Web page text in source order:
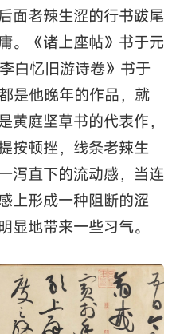
面老辣生涩的行书跋尾
。《诸上座帖》书于元
白忆旧游诗卷》书于
是他晚年的作品，就
黄庭坚草书的代表作，
按顿挫，线条老辣生
泻直下的流动感，当连
上形成一种阻断的涩
显地带来一些习气。